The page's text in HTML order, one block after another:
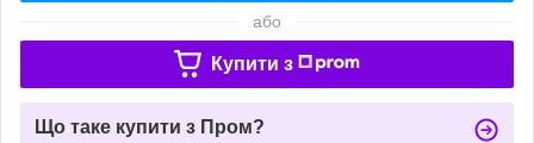
або
Купити з
Що таке купити з Пром?